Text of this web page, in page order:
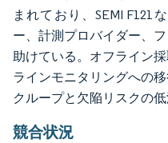
まれており、SEMI F121
ー、計測プロバイダー、
助けている。オフライン
ラインモニタリングへの
クループと欠陥リスクの低
競合状況